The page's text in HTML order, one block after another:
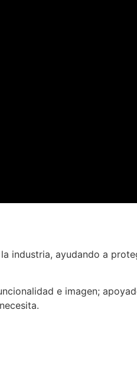
industria, ayudando a
e imagen;